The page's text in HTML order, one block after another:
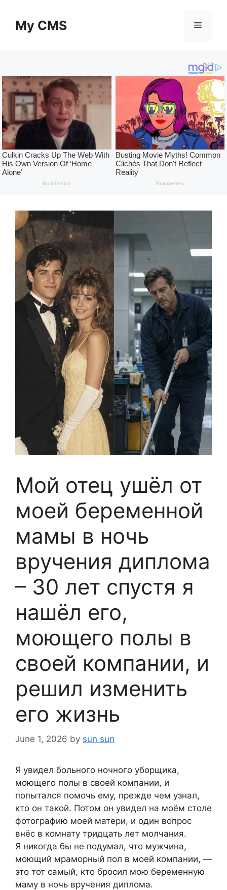
contentMy CMS Menu
Мой отец ушёл от
моей беременной
мамы в ночь
вручения диплома
– 30 лет спустя я
нашёл его,
моющего полы в
своей компании, и
решил изменить
его жизнь
June 1, 2026 by sun sun
Я увидел больного ночного уборщика,
моющего полы в своей компании, и
попытался помочь ему, прежде чем узнал,
кто он такой. Потом он увидел на моём столе
фотографию моей матери, и один вопрос
внёс в комнату тридцать лет молчания.
Я никогда бы не подумал, что мужчина,
моющий мраморный пол в моей компании, —
это тот самый, кто бросил мою беременную
маму в ночь вручения диплома.